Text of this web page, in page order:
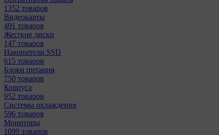
1352 товаров
Видеокарты
491 товаров
Жесткие диски
147 товаров
Накопители SSD
615 товаров
Блоки питания
750 товаров
Корпуса
952 товаров
Системы охлаждения
596 товаров
Мониторы
1099 товаров